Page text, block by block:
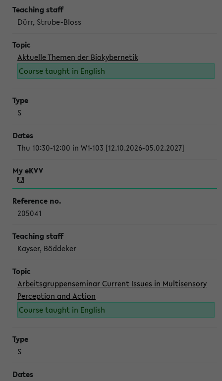
Dürr, Strube-Bloss
Aktuelle Themen der Biokybernetik
Course taught in English
S
Thu 10:30-12:00 in W1-103 [12.10.2026-05.02.2027]
205041
Kayser, Böddeker
Arbeitsgruppenseminar Current Issues in Multisensory
Perception and Action
Course taught in English
S